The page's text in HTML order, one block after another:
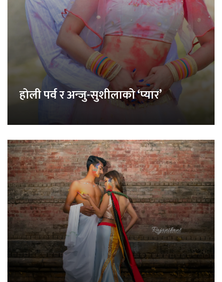
होली पर्व र अन्जु-सुशीलाको ‘प्यार’